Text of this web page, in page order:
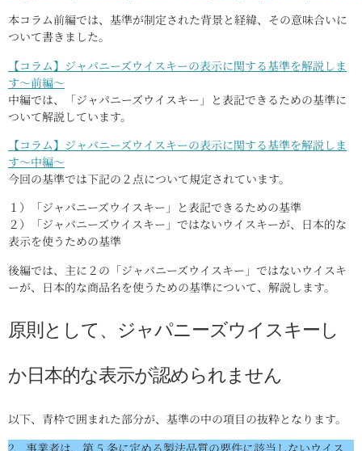
本コラム前編では、基準が制定された背景と経緯、その意味合いに
ついて書きました。
【コラム】ジャパニーズウイスキーの表示に関する基準を解説しま
す〜前編〜
中編では、「ジャパニーズウイスキー」と表記できるための基準に
ついて解説しています。
【コラム】ジャパニーズウイスキーの表示に関する基準を解説しま
す〜中編〜
今回の基準では下記の２点について規定されています。
１）「ジャパニーズウイスキー」と表記できるための基準
２）「ジャパニーズウイスキー」ではないウイスキーが、日本的な
表示を使うための基準
後編では、主に２の「ジャパニーズウイスキー」ではないウイスキ
ーが、日本的な商品名を使うための基準について、解説します。
原則として、ジャパニーズウイスキーし
か日本的な表示が認められません
以下、青枠で囲まれた部分が、基準の中の項目の抜粋となります。
2 事業者は、第 5 条に定める製法品質の要件に該当しないウイス